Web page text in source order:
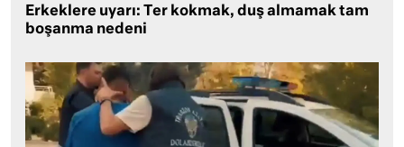
Erkeklere uyarı: Ter kokmak, duş almamak tam
boşanma nedeni